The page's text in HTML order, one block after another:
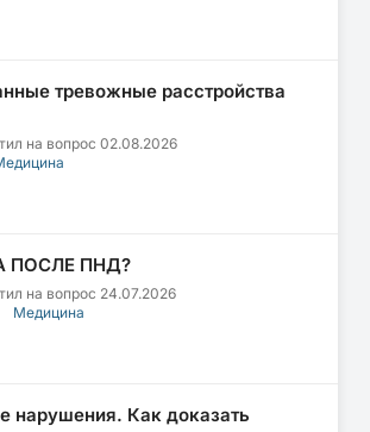
тревожные расстройства
на вопрос 02.08.2026
ПОСЛЕ ПНД?
на вопрос 24.07.2026
Медицина
нарушения. Как доказать